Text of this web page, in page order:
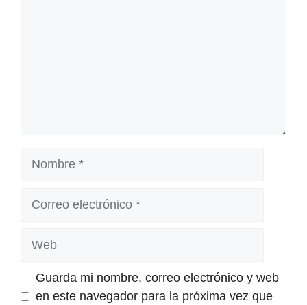
Nombre
Guarda mi nombre, correo electrónico y web
en este navegador para la próxima vez que